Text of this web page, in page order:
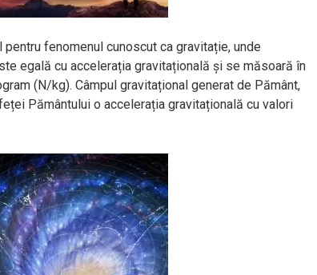
fenomenul cunoscut ca gravitație, unde
egală cu accelerația gravitațională și se măsoară în
(N/kg). Câmpul gravitațional generat de Pământ,
Pământului o accelerația gravitațională cu valori